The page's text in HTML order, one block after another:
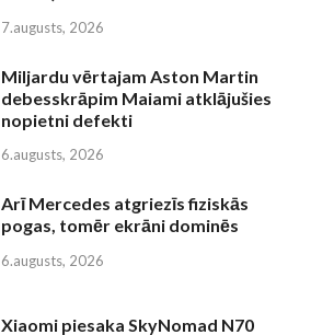
7.augusts, 2026
Miljardu vērtajam Aston Martin
debesskrāpim Maiami atklājušies
nopietni defekti
6.augusts, 2026
Arī Mercedes atgriezīs fiziskās
pogas, tomēr ekrāni dominēs
6.augusts, 2026
Xiaomi piesaka SkyNomad N70